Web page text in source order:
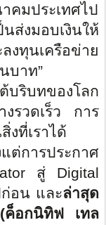
คมประเทศไป
ส่งมอบเงินให้
งทุนเครือข่าย
บาท”
บทของโลก
รวดเร็ว การ
งที่เราได้
ต่การประกาศ
สู่ Digital
อน และล่าสุด
(ค็อกนิทิฟ เทล